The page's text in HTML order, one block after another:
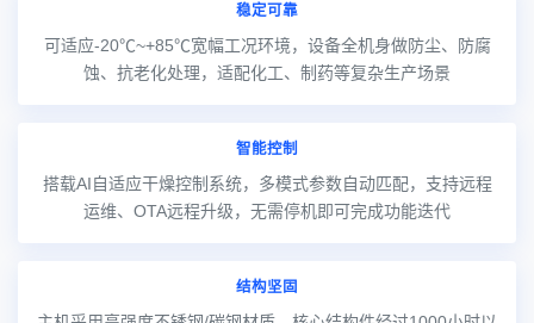
稳定可靠
可适应-20℃~+85℃宽幅工况环境，设备全机身做防尘、防腐
蚀、抗老化处理，适配化工、制药等复杂生产场景
智能控制
搭载AI自适应干燥控制系统，多模式参数自动匹配，支持远程
运维、OTA远程升级，无需停机即可完成功能迭代
结构坚固